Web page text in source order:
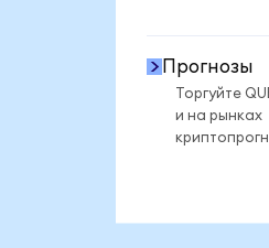
Прогнозы
Торгуйте
и на рынках